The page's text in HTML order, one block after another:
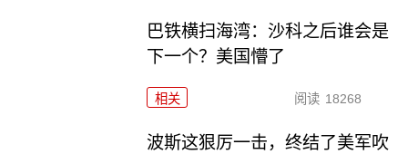
巴铁横扫海湾：沙科之后谁会是
下一个？美国懵了
相关 阅读 18268
波斯这狠厉一击，终结了美军吹